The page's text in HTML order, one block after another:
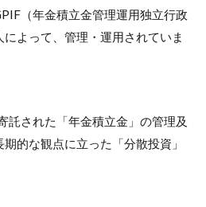
（年金積立金管理運用独立行政
よって、管理・運用されていま
託された「年金積立金」の管理及
的な観点に立った「分散投資」